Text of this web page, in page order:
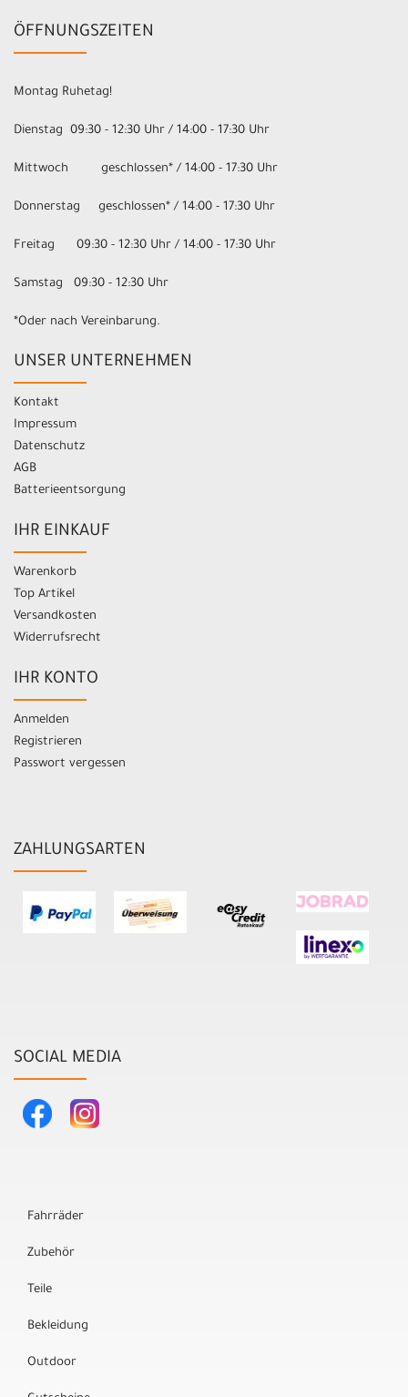
ÖFFNUNGSZEITEN
Montag Ruhetag!
Dienstag 09:30 - 12:30 Uhr / 14:00 - 17:30 Uhr
Mittwoch geschlossen* / 14:00 - 17:30 Uhr
Donnerstag geschlossen* / 14:00 - 17:30 Uhr
Freitag 09:30 - 12:30 Uhr / 14:00 - 17:30 Uhr
Samstag 09:30 - 12:30 Uhr
*Oder nach Vereinbarung.
UNSER UNTERNEHMEN
Kontakt
Impressum
Datenschutz
AGB
Batterieentsorgung
IHR EINKAUF
Warenkorb
Top Artikel
Versandkosten
Widerrufsrecht
IHR KONTO
Anmelden
Registrieren
Passwort vergessen
ZAHLUNGSARTEN
SOCIAL MEDIA
Fahrräder
Zubehör
Teile
Bekleidung
Outdoor